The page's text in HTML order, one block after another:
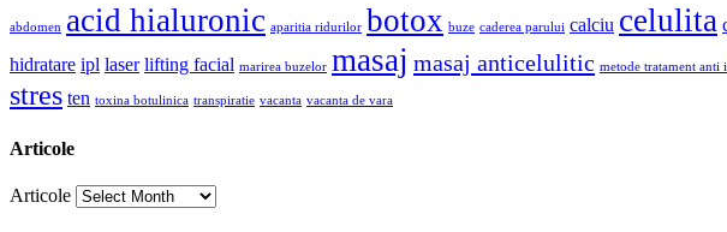
abdomen acid hialuronic aparitia ridurilor botox buze caderea parului calciu celulita
hidratare ipl laser lifting facial marirea buzelor masaj masaj anticelulitic metode tratament anti
stres ten toxina botulinica transpiratie vacanta vacanta de vara
Articole
Articole